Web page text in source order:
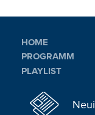
HOME
PROGRAMM
PLAYLIST